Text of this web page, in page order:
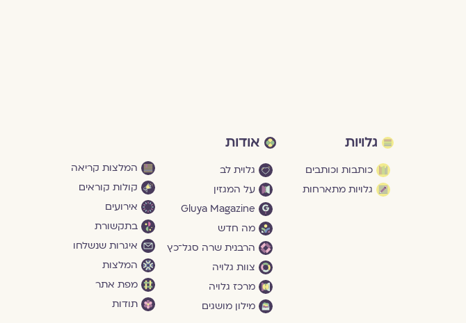
גלויות
כותבות וכותבים
גלויות מתארחות
אודות
גלוית לב
על המגזין
Gluya Magazine
מה חדש
הרבנית שרה סגל־כץ
צוות גלויה
מרכז גלויה
מילון מושגים
המלצות קריאה
קולות קוראים
אירועים
בתקשורת
איגרות שנשלחו
המלצות
מפת אתר
תודות